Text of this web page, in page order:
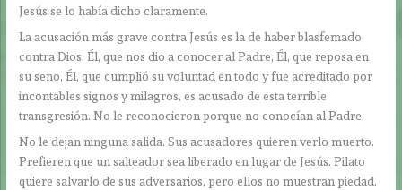
Jesús se lo había dicho claramente.
La acusación más grave contra Jesús es la de haber blasfemado
contra Dios. Él, que nos dio a conocer al Padre, Él, que reposa en
su seno, Él, que cumplió su voluntad en todo y fue acreditado por
incontables signos y milagros, es acusado de esta terrible
transgresión. No le reconocieron porque no conocían al Padre.
No le dejan ninguna salida. Sus acusadores quieren verlo muerto.
Prefieren que un salteador sea liberado en lugar de Jesús. Pilato
quiere salvarlo de sus adversarios, pero ellos no muestran piedad.